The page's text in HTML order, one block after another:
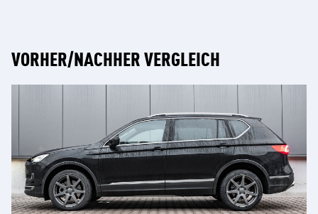
VORHER/NACHHER VERGLEICH